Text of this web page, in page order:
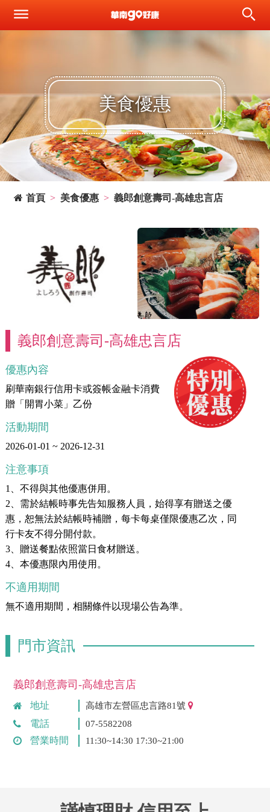
美食優惠
首頁 美食優惠 義郎創意壽司-高雄忠言店
義郎創意壽司-高雄忠言店
優惠內容
刷華南銀行信用卡或簽帳金融卡消費
贈「開胃小菜」乙份
活動期間
2026-01-01 ~ 2026-12-31
注意事項
1、不得與其他優惠併用。
2、需於結帳時事先告知服務人員，始得享有贈送之優
惠，恕無法於結帳時補贈，每卡每桌僅限優惠乙次，同
行卡友不得分開付款。
3、贈送餐點依照當日食材贈送。
4、本優惠限內用使用。
不適用期間
無不適用期間，相關條件以現場公告為準。
門市資訊
義郎創意壽司-高雄忠言店
地址 高雄市左營區忠言路81號
電話 07-5582208
營業時間 11:30~14:30 17:30~21:00